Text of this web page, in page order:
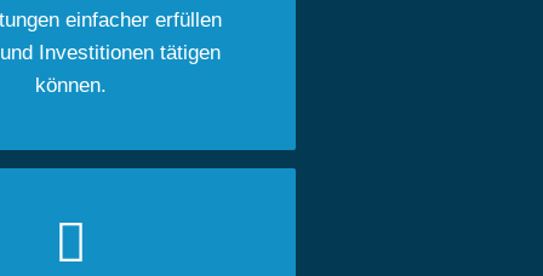
einfacher erfüllen
Investitionen tätigen
können.